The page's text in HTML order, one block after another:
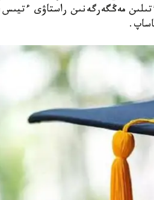
مەڭگەرگەنىن راستاۋى ءتيىس،